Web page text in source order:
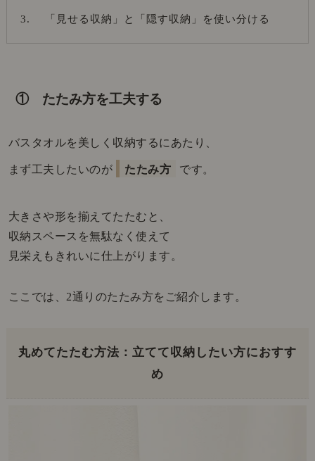
「見せる収納」と「隠す収納」を使い分ける
① たたみ方を工夫する
バスタオルを美しく収納するにあたり、
まず工夫したいのが たたみ方 です。
大きさや形を揃えてたたむと、
収納スペースを無駄なく使えて
見栄えもきれいに仕上がります。
ここでは、2通りのたたみ方をご紹介します。
丸めてたたむ方法：立てて収納したい方におすす
め